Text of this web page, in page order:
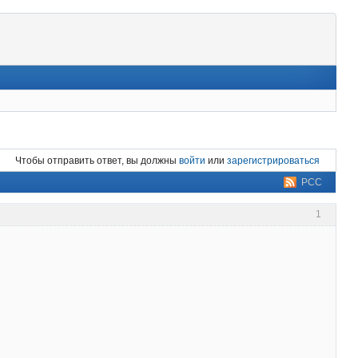
Чтобы отправить ответ, вы должнывойти илизарегистрироваться
РСС
1